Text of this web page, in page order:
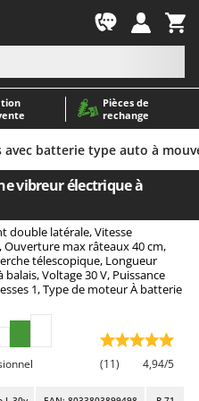
Pièces de
rechange
tondeuses autoportés
pour gazon
de terre pour tracteur
roues
tracteurs
avec batterie type auto à
vibreur électrique à
double latérale, Vitesse
max râteaux 40 cm,
télescopique, Longueur
Voltage 30 V, Puissance
1, Type de moteur À batterie
(11) 4,94/5